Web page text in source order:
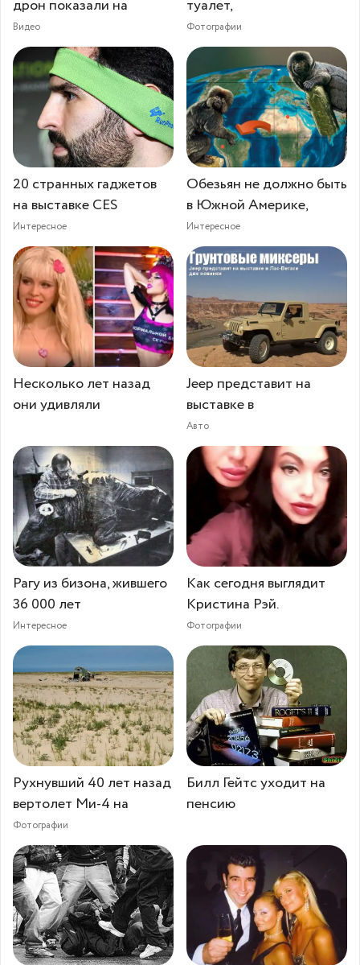
дрон показали на
Видео
туалет,
Фотографии
20 странных гаджетов
на выставке CES
Интересное
Обезьян не должно быть
в Южной Америке,
Интересное
Несколько лет назад
они удивляли
Jeep представит на
выставке в
Авто
Рагу из бизона, жившего
36 000 лет
Интересное
Как сегодня выглядит
Кристина Рэй.
Фотографии
Рухнувший 40 лет назад
вертолет Ми-4 на
Фотографии
Билл Гейтс уходит на
пенсию